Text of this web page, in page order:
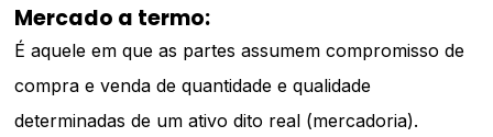
Mercado a termo:
É aquele em que as partes assumem compromisso de
compra e venda de quantidade e qualidade
determinadas de um ativo dito real (mercadoria).